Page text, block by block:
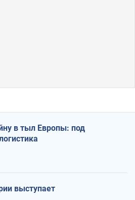
в тыл Европы: под
выступает